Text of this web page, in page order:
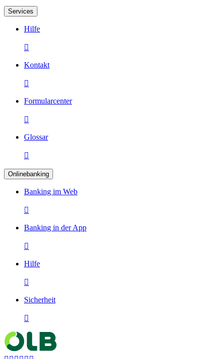
Services
Hilfe

Kontakt

Formularcenter

Glossar

Onlinebanking
Banking im Web

Banking in der App

Hilfe

Sicherheit
